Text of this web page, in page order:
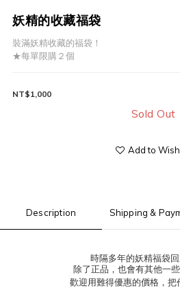
妖精的收藏福袋
裝滿妖精收藏的福袋！
★每單限購２個
NT$1,000
Sold Out
Add to
Description Shipping &
時隔多年的妖精福袋
除了正品，也會有其他一
歡迎用難得優惠的價格，把